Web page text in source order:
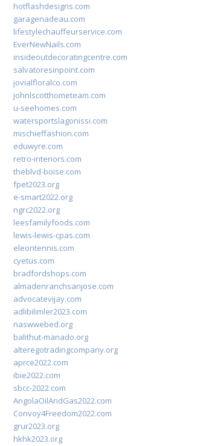
hotflashdesigns.com
garagenadeau.com
lifestylechauffeurservice.com
EverNewNails.com
insideoutdecoratingcentre.com
salvatoresinpoint.com
jovialfloralco.com
johnlscotthometeam.com
u-seehomes.com
watersportslagonissi.com
mischieffashion.com
eduwyre.com
retro-interiors.com
theblvd-boise.com
fpet2023.org
e-smart2022.org
ngrc2022.org
leesfamilyfoods.com
lewis-lewis-cpas.com
eleontennis.com
cyetus.com
bradfordshops.com
almadenranchsanjose.com
advocatevijay.com
adlibilimler2023.com
naswwebed.org
balithut-manado.org
alteregotradingcompany.org
aprce2022.com
ibie2022.com
sbcc-2022.com
AngolaOilAndGas2022.com
Convoy4Freedom2022.com
grur2023.org
hkhk2023.org